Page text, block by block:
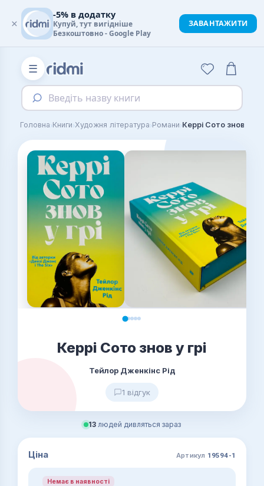
☰
Введіть назву книги
Головна›Книги›Художня література›Романи›Керрі Сото знов у грі
Керрі Сото знов у грі
Тейлор Дженкінс Рід
1 відгук
13людей дивляться зараз
Ціна Артикул 19594-1
Немає в наявності
×
-5% в додатку
Купуй, тут вигідніше
Безкоштовно - Google Play
ЗАВАНТАЖИТИ